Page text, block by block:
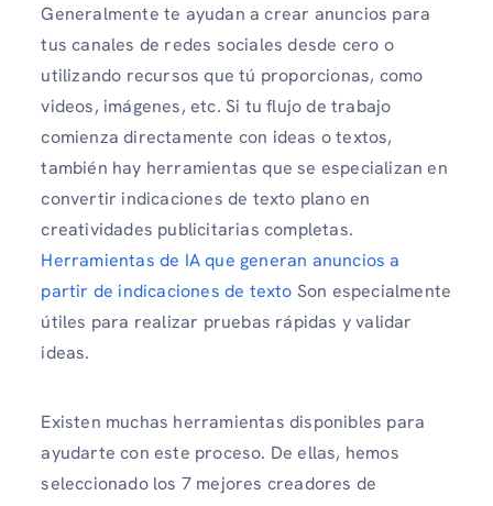
Generalmente te ayudan a crear anuncios para
tus canales de redes sociales desde cero o
utilizando recursos que tú proporcionas, como
videos, imágenes, etc. Si tu flujo de trabajo
comienza directamente con ideas o textos,
también hay herramientas que se especializan en
convertir indicaciones de texto plano en
creatividades publicitarias completas.
Herramientas de IA que generan anuncios a
partir de indicaciones de texto Son especialmente
útiles para realizar pruebas rápidas y validar
ideas.
Existen muchas herramientas disponibles para
ayudarte con este proceso. De ellas, hemos
seleccionado los 7 mejores creadores de